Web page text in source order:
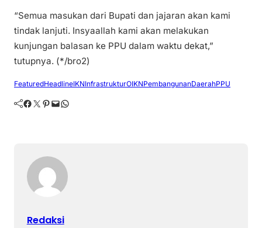
“Semua masukan dari Bupati dan jajaran akan kami
tindak lanjuti. Insyaallah kami akan melakukan
kunjungan balasan ke PPU dalam waktu dekat,”
tutupnya. (*/bro2)
FeaturedHeadlineIKNInfrastrukturOIKNPembangunanDaerahPPU
Facebook Twitter Pinterest Mail WhatsApp
Redaksi